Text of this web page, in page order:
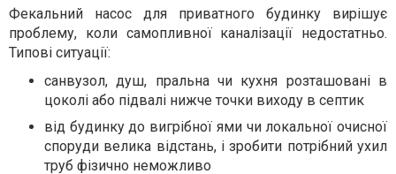
Фекальний насос для приватного будинку вирішує
проблему, коли самопливної каналізації недостатньо.
Типові ситуації:
санвузол, душ, пральна чи кухня розташовані в
цоколі або підвалі нижче точки виходу в септик
від будинку до вигрібної ями чи локальної очисної
споруди велика відстань, і зробити потрібний ухил
труб фізично неможливо